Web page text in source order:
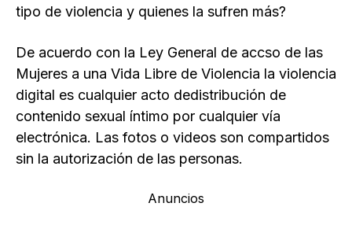
tipo de violencia y quienes la sufren más?
De acuerdo con la Ley General de accso de las
Mujeres a una Vida Libre de Violencia la violencia
digital es cualquier acto dedistribución de
contenido sexual íntimo por cualquier vía
electrónica. Las fotos o videos son compartidos
sin la autorización de las personas.
Anuncios